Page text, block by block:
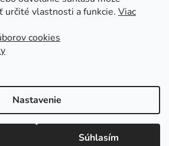
určité vlastnosti a funkcie. Viac
cookies
Nastavenie
Súhlasím
od 7:00 do 15:30 tel. kontakt: +421 376
In Youtube KOLEX
Vytvoril Shoptet
- Predaj stavebných strojov